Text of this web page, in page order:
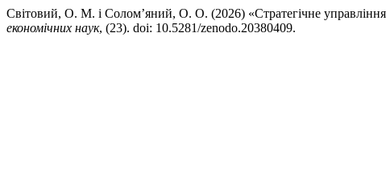
Світовий, О. М. і Солом’яний, О. О. (2026) «Стратегічне управління
економічних наук, (23). doi: 10.5281/zenodo.20380409.